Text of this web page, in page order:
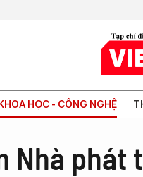
HỌC - CÔNG NGHỆ
Nhà phát